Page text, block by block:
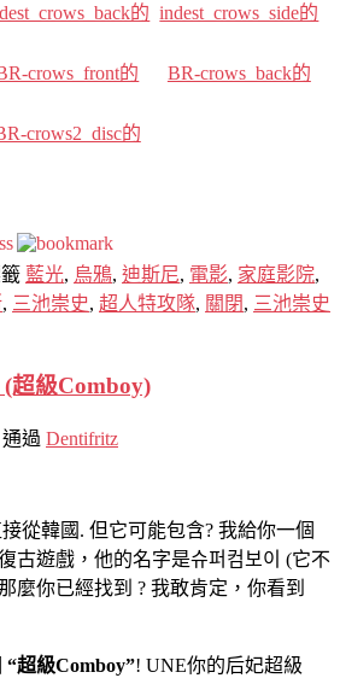
的 indest_crows_side的
crows_front的 BR-crows_back的
crows2_disc的
藍光, 烏鴉, 迪斯尼, 電影, 家庭影院,
, 三池崇史, 超人特攻隊, 關閉, 三池崇史
超級Comboy)
通過 Dentifritz
從韓國. 但它可能包含? 我給你一個
古遊戲，他的名字是슈퍼컴보이 (它不
麼你已經找到 ? 我敢肯定，你看到
“超級Comboy”! UNE你的后妃超級